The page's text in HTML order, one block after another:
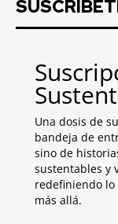
Una dosis de
bandeja de
sino de
sustentables y
redefiniendo lo
más allá.